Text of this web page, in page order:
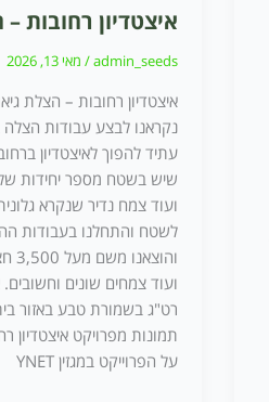
איצטדיון רחובות
admin_seeds
/ מאי 13, 2026
עתיד להפוך לאיצטדיון
שיש בשטח מספר יחידות
ועוד צמח נדיר שנקרא
לשטח והתחלנו בעבודות
ועוד צמחים שונים
רט"ג בשמורת טבע באזור
תמונות מפרויקט
על הפרוייקט במגזין YNET